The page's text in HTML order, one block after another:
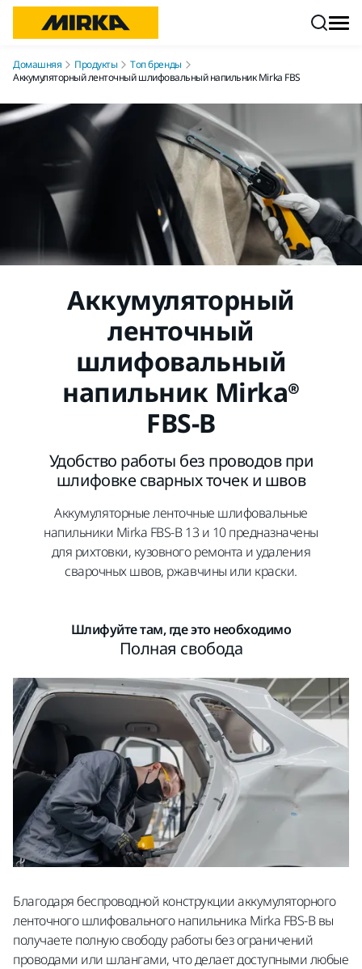
Домашняя Продукты
Топ бренды
Аккумуляторный ленточный шлифовальный напильник Mirka FBS
Аккумуляторный
ленточный
шлифовальный
напильник Mirka®
FBS-B
Удобство работы без проводов при
шлифовке сварных точек и швов
Аккумуляторные ленточные шлифовальные
напильники Mirka FBS-B 13 и 10 предназначены
для рихтовки, кузовного ремонта и удаления
сварочных швов, ржавчины или краски.
Шлифуйте там, где это необходимо
Полная свобода
Благодаря беспроводной конструкции аккумуляторного
ленточного шлифовального напильника Mirka FBS-B вы
получаете полную свободу работы без ограничений
проводами или шлангами, что делает доступными любые